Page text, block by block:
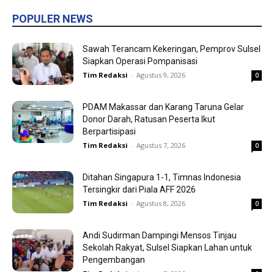
POPULER NEWS
Sawah Terancam Kekeringan, Pemprov Sulsel
Siapkan Operasi Pompanisasi
Tim Redaksi - Agustus 9, 2026 0
PDAM Makassar dan Karang Taruna Gelar
Donor Darah, Ratusan Peserta Ikut
Berpartisipasi
Tim Redaksi - Agustus 7, 2026 0
Ditahan Singapura 1-1, Timnas Indonesia
Tersingkir dari Piala AFF 2026
Tim Redaksi - Agustus 8, 2026 0
Andi Sudirman Dampingi Mensos Tinjau
Sekolah Rakyat, Sulsel Siapkan Lahan untuk
Pengembangan